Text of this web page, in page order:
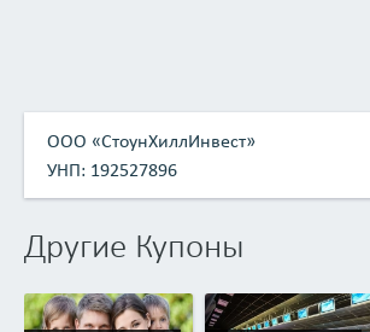
ООО «СтоунХиллИнвест»
УНП: 192527896
Другие Купоны